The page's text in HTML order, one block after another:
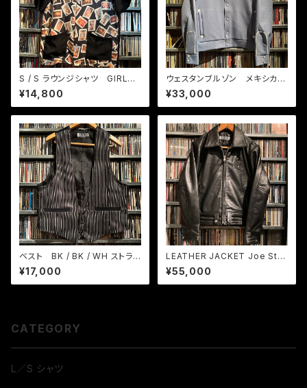
S / S ラウンジシャツ GIRLS
GIRLS GIRLS
¥14,800
ウェスタンブルゾン メキシカ
ン ブルーグレー
¥33,000
ベスト BK / BK / WH ストライ
プ
¥17,000
LEATHER JACKET Joe Stru
mmer モデル
¥55,000
CATEGORY
L／S シャツ